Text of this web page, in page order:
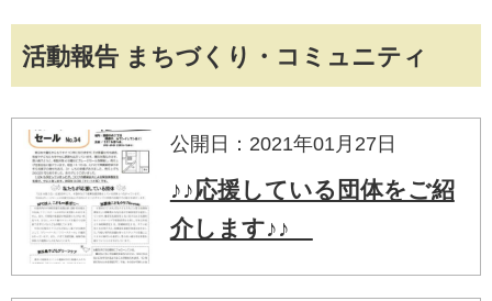
活動報告 まちづくり・コミュニティ
公開日：2021年01月27日
♪♪応援している団体をご紹
介します♪♪